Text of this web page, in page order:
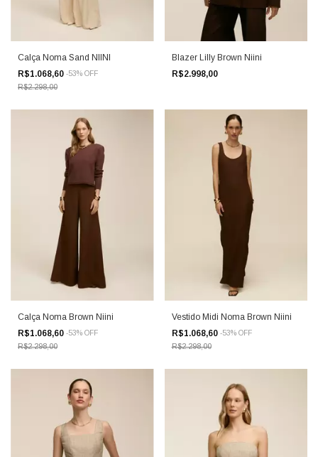
Calça Noma Sand NIINI
R$1.068,60 -53% OFF
R$2.298,00
Blazer Lilly Brown Niini
R$2.998,00
Calça Noma Brown Niini
R$1.068,60 -53% OFF
R$2.298,00
Vestido Midi Noma Brown Niini
R$1.068,60 -53% OFF
R$2.298,00